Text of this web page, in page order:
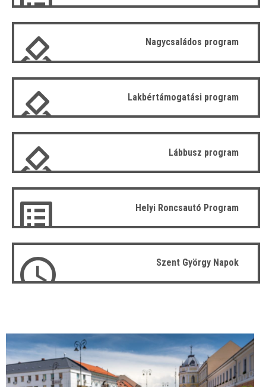
Nagycsaládos program
Lakbértámogatási program
Lábbusz program
Helyi Roncsautó Program
Szent György Napok